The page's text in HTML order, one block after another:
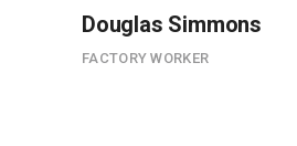
Douglas Simmons
FACTORY WORKER